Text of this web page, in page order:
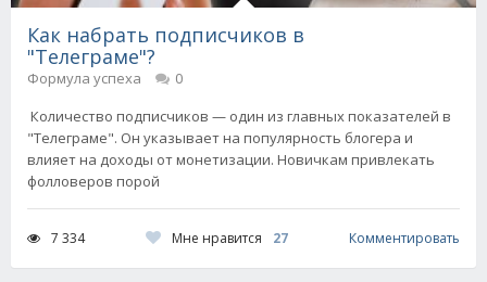
Как набрать подписчиков в
"Телеграме"?
Формула успеха
0
Количество подписчиков — один из главных показателей в
"Телеграме". Он указывает на популярность блогера и
влияет на доходы от монетизации. Новичкам привлекать
фолловеров порой
7 334 Мне нравится 27 Комментировать